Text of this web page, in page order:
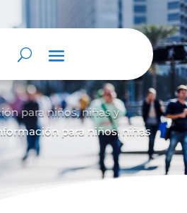
para niños, niñas y
para niños, niñas